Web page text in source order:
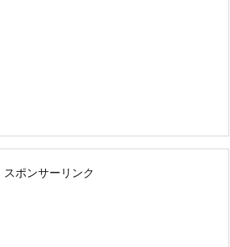
スポンサーリンク